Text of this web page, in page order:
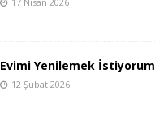
Evimi Yenilemek İstiyorum
12 Şubat 2026